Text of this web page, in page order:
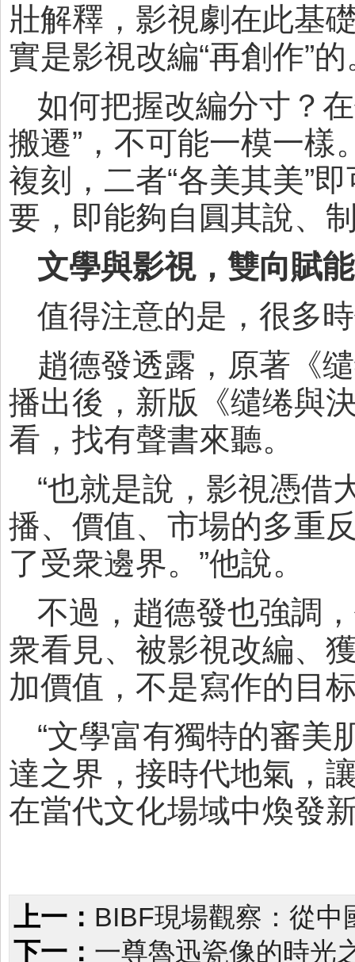
壯解釋，影視劇在此基
實是影視改編“再創作”的
如何把握改編分寸？
搬遷”，不可能一模一
複刻，二者“各美其美”
要，即能夠自圓其說、
文學與影視，雙向賦能
值得注意的是，很多
趙德發透露，原著《
播出後，新版《缱绻與
看，找有聲書來聽。
“也就是說，影視憑借
播、價值、市場的多重
了受衆邊界。”他說。
不過，趙德發也強調
衆看見、被影視改編、
加價值，不是寫作的目
“文學富有獨特的審美
達之界，接時代地氣，
在當代文化場域中煥發
上一： BIBF現場觀察：從
下一： 一尊魯迅瓷像的時光